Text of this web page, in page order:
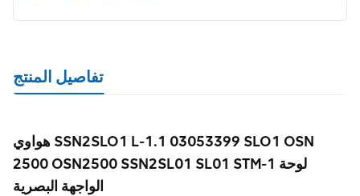
تفاصيل المنتج
هواوي SSN2SLO1 L-1.1 03053399 SLO1 OSN
2500 OSN2500 SSN2SL01 SL01 STM-1 لوحة
الواجهة البصرية